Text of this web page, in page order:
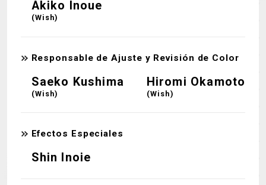
Akiko Inoue
(Wish)
Responsable de Ajuste y Revisión de Color
Saeko Kushima
(Wish)
Hiromi Okamoto
(Wish)
Efectos Especiales
Shin Inoie